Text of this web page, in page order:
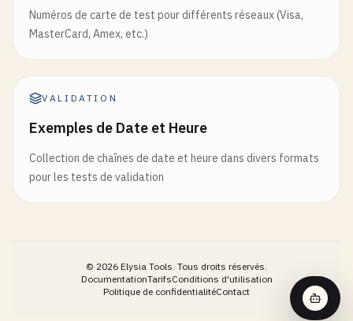
Numéros de carte de test pour différents réseaux (Visa,
MasterCard, Amex, etc.)
VALIDATION
Exemples de Date et Heure
Collection de chaînes de date et heure dans divers formats
pour les tests de validation
© 2026 Elysia Tools. Tous droits réservés.
DocumentationTarifsConditions d'utilisation
Politique de confidentialitéContact